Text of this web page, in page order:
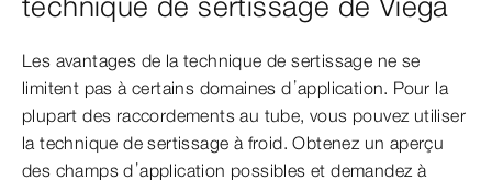
technique de sertissage de Viega
Les avantages de la technique de sertissage ne se
limitent pas à certains domaines d’application. Pour la
plupart des raccordements au tube, vous pouvez utiliser
la technique de sertissage à froid. Obtenez un aperçu
des champs d’application possibles et demandez à